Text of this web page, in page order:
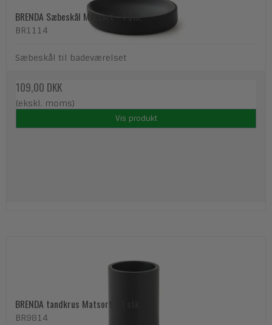
BRENDA Sæbeskål Matsort - 1 stk.
BR1114
Sæbeskål til badeværelset
109,00 DKK
(ekskl. moms)
Vis produkt
BRENDA tandkrus Matsort - 1 stk.
BR9814